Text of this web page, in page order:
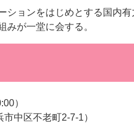
ションをはじめとする国内
みが一堂に会する。
）
中区不老町2-7-1）